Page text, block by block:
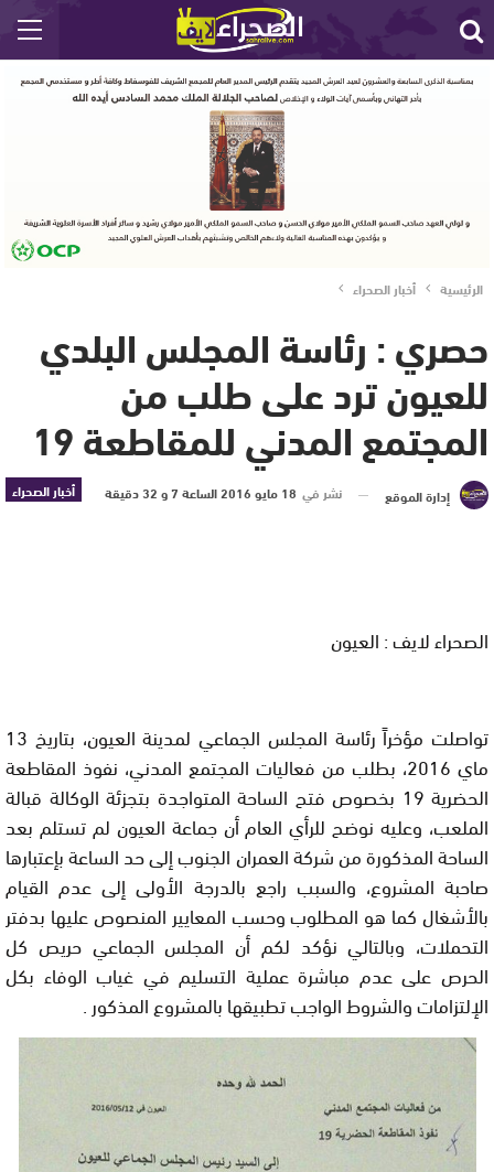
الرئيسية أخبار الصحراء
حصري : رئاسة المجلس البلدي
للعيون ترد على طلب من
المجتمع المدني للمقاطعة 19
أخبار الصحراء إدارة الموقع نشر في 18 مايو 2016 الساعة 7 و 32 دقيقة
الصحراء لايف : العيون
تواصلت مؤخراً رئاسة المجلس الجماعي لمدينة العيون، بتاريخ 13
ماي 2016، بطلب من فعاليات المجتمع المدني، نفوذ المقاطعة
الحضرية 19 بخصوص فتح الساحة المتواجدة بتجزئة الوكالة قبالة
الملعب، وعليه نوضح للرأي العام أن جماعة العيون لم تستلم بعد
الساحة المذكورة من شركة العمران الجنوب إلى حد الساعة بإعتبارها
صاحبة المشروع، والسبب راجع بالدرجة الأولى إلى عدم القيام
بالأشغال كما هو المطلوب وحسب المعايير المنصوص عليها بدفتر
التحملات، وبالتالي نؤكد لكم أن المجلس الجماعي حريص كل
الحرص على عدم مباشرة عملية التسليم في غياب الوفاء بكل
الإلتزامات والشروط الواجب تطبيقها بالمشروع المذكور .